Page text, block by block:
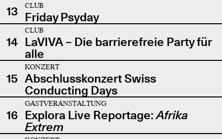
13
CLUB
Friday Psyday
14
CLUB
LaVIVA – Die barrierefreie Party für
alle
15
KONZERT
Abschlusskonzert Swiss
Conducting Days
16
GASTVERANSTALTUNG
Explora Live Reportage:Afrika
Extrem